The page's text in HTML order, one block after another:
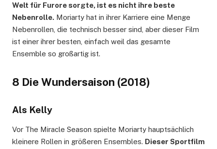
Welt für Furore sorgte, ist es nicht ihre beste
Nebenrolle. Moriarty hat in ihrer Karriere eine Menge
Nebenrollen, die technisch besser sind, aber dieser Film
ist einer ihrer besten, einfach weil das gesamte
Ensemble so großartig ist.
8 Die Wundersaison (2018)
Als Kelly
Vor The Miracle Season spielte Moriarty hauptsächlich
kleinere Rollen in größeren Ensembles. Dieser Sportfilm